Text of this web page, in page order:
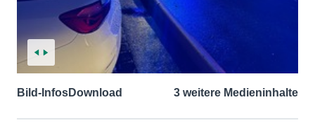
Bild-InfosDownload 3 weitere Medieninhalte